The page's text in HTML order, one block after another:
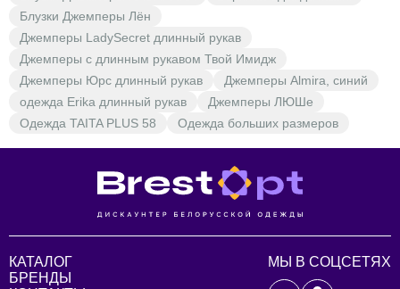
Блузки Джемперы Лён
Джемперы LadySecret длинный рукав
Джемперы с длинным рукавом Твой Имидж
Джемперы Юрс длинный рукав
Джемперы Almira, синий
одежда Erika длинный рукав
Джемперы ЛЮШе
Одежда TAITA PLUS 58
Одежда больших размеров
КАТАЛОГ
БРЕНДЫ
МЫ В СОЦСЕТЯХ